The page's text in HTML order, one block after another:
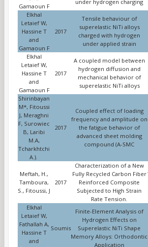
Gamaoun F
under hydrogen charging
Elkhal
Letaief W,
Hassine T
and
Gamaoun F
2017
Tensile behaviour of
superelastic NiTi alloys
charged with hydrogen
under applied strain
Elkhal
Letaief W,
Hassine T
and
Gamaoun F
2017
A coupled model between
hydrogen diffusion and
mechanical behavior of
superelastic NiTi alloys
Shirinbayan
M*, Fitoussi
J, Meraghni
F, Surowiec
B, Laribi
M.A,
Tcharkhtchi
A.).
2017
Coupled effect of loading
frequency and amplitude on
the fatigue behavior of
advanced sheet molding
compound (A-SMC
Meftah, H.,
Tamboura,
S., Fitoussi, J
2017
Characterization of a New
Fully Recycled Carbon Fiber
Reinforced Composite
Subjected to High Strain
Rate Tension.
Elkhal
Letaief W,
Fathallah A,
Hassine T
and
Soumis
Finite-Element Analysis of
Hydrogen Effects on
Superelastic NiTi Shape
Memory Alloys: Orthodontic
Application